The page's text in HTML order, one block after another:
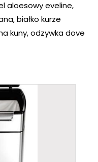
aloesowy eveline,
białko kurze
kuny, odzywka dove